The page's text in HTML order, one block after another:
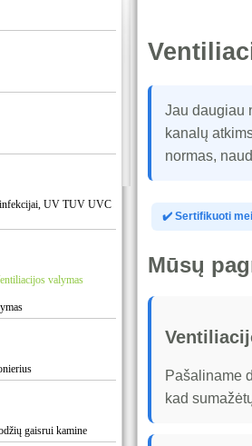
UV TUV UVC
valymas
gaisrui kamine
Jau daugiau
kanalų
normas,
✔️ Sertifikuoti
Mūsų
Pašaliname
kad